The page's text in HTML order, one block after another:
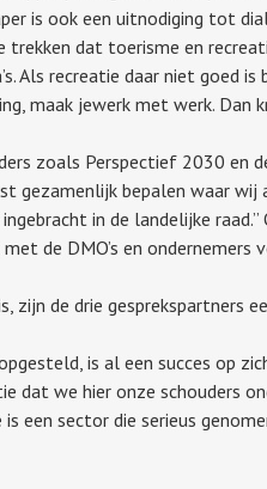
is ook een uitnodiging tot
trekken dat toerisme en
Als recreatie daar niet goed
maak jewerk met werk. Dan
zoals Perspectief 2030 en
gezamenlijk bepalen waar
in de landelijke
de DMO’s en ondernemers
zijn de drie gesprekspartners
is al een succes op
dat we hier onze schouders
een sector die serieus